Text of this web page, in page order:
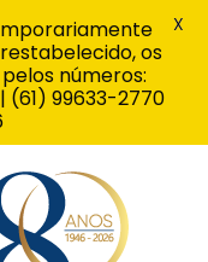
os
números:
(61) 99633-2770
X